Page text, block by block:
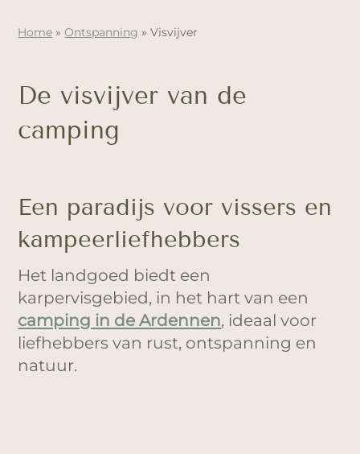
Home »Ontspanning »Visvijver
De visvijver van de
camping
Een paradijs voor vissers en
kampeerliefhebbers
Het landgoed biedt een
karpervisgebied, in het hart van een
camping in de Ardennen, ideaal voor
liefhebbers van rust, ontspanning en
natuur.